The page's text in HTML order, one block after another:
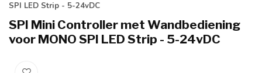
SPI LED Strip - 5-24vDC
SPI Mini Controller met Wandbediening
voor MONO SPI LED Strip - 5-24vDC